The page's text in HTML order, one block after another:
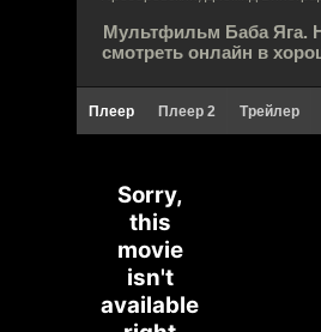
Мультфильм Баба Яга.
смотреть онлайн в
Плеер Плеер 2 Трейлер